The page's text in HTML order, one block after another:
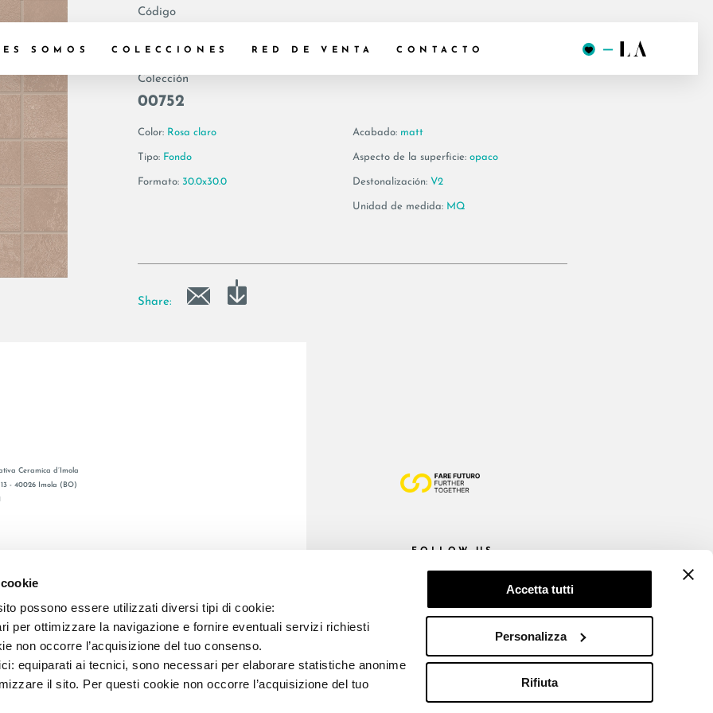
possono essere utilizzati diversi tipi di cookie:
per ottimizzare la navigazione e fornire eventuali servizi richiesti
non occorre l’acquisizione del tuo consenso.
equiparati ai tecnici, sono necessari per elaborare statistiche anonime
il sito. Per questi cookie non occorre l’acquisizione del tuo
Accetta tutti
Personalizza
Rifiuta
SOMOS COLECCIONES RED DE VENTA CONTACTO
Código
Colección
00752
Color: Rosa claro
Tipo: Fondo
Formato: 30.0x30.0
Acabado: matt
Aspecto de la superficie: opaco
Destonalización: V2
Unidad de medida: MQ
Share:
Ceramica d’Imola
- 40026 Imola (BO)
FOLLOW US
E REG. IMPR. BO 00286900378 R.E.A. BO 5545